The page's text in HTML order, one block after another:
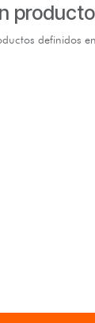
definidos